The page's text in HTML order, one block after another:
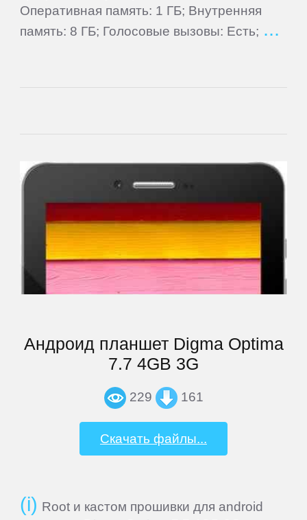
Оперативная память: 1 ГБ; Внутренняя
память: 8 ГБ; Голосовые вызовы: Есть;
Андроид планшет Digma Optima
7.7 4GB 3G
229 161
Скачать файлы...
Root и кастом прошивки для android
Runbo
Snopow
Sony
TeXet
Veon